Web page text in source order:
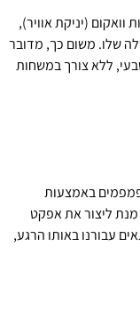
(יניקת אוויר),
שלו. משום כך, מדובר
ללא צורך במשחות
באמצעות
ליצור את אפקט
עבורנו באותו הרגע,